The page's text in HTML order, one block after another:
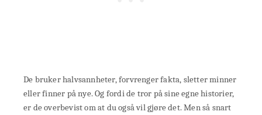
De bruker halvsannheter, forvrenger fakta, sletter minner
eller finner på nye. Og fordi de tror på sine egne historier,
er de overbevist om at du også vil gjøre det. Men så snart